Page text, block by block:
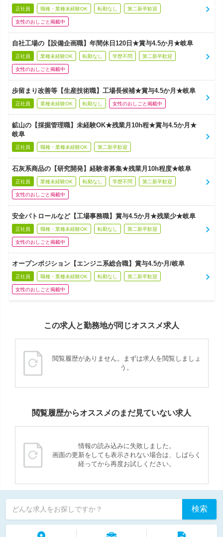
正社員 職種・業種未経験OK 転勤なし 第二新卒歓迎
女性のおしごと掲載中
自社工場の【設備企画職】年間休日120日★賞与4.5か月★岐阜
正社員 業種未経験OK 転勤なし 学歴不問 第二新卒歓迎
女性のおしごと掲載中
歩留まり改善等【生産技術職】工場長候補★賞与4.5か月★岐阜
正社員 業種未経験OK 転勤なし 女性のおしごと掲載中
鉱山の【採掘管理職】未経験OK★残業月10h程★賞与4.5か月★
岐阜
正社員 職種・業種未経験OK 第二新卒歓迎
石灰系商品の【研究開発】経験者募集★残業月10h程度★岐阜
正社員 業種未経験OK 転勤なし 学歴不問 第二新卒歓迎
女性のおしごと掲載中
安全パトロールなど【工場事務職】賞与4.5か月★残業少★岐阜
正社員 職種・業種未経験OK 転勤なし 第二新卒歓迎
女性のおしごと掲載中
オープンポジション【エンジニ系総合職】賞与4.5か月/岐阜
正社員 職種・業種未経験OK 転勤なし 第二新卒歓迎
女性のおしごと掲載中
この求人と勤務地が同じオススメ求人
閲覧履歴がありません。まずは求人を閲覧しましょ
う。
閲覧履歴からオススメのまだ見ていない求人
情報の読み込みに失敗しました。
画面の更新をしても表示されない場合は、しばらく
経ってから再度お試しください。
どんな求人をお探しですか？ 検索